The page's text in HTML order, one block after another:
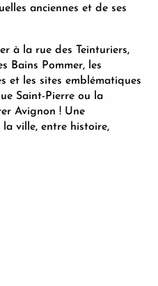
anciennes et de ses
à la rue des Teinturiers,
Bains Pommer, les
et les sites emblématiques
Saint-Pierre ou la
Avignon ! Une
ville, entre histoire,